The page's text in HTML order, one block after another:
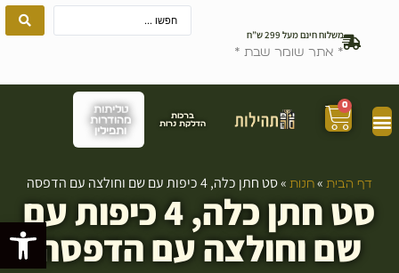
פתח
משלוח חינם מעל 299 ש”ח
* אתר שומר שבת *
ברכות
הדלקת נרות
טליתות
מהודרות
ותפילין
0
דף הבית » חנות »סט חתן כלה, 4 כיפות עם שם וחולצה עם הדפסה
סט חתן כלה, 4 כיפות עם
שם וחולצה עם הדפסה